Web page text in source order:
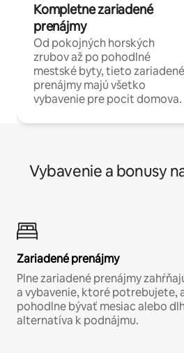
Kompletne zariadené
prenájmy
Od pokojných horských
zrubov až po pohodlné
mestské byty, tieto zariadené
prenájmy majú všetko
vybavenie pre pocit domova.
Vybavenie a bonusy
Zariadené prenájmy
Plne zariadené prenájmy
a vybavenie, ktoré potrebujete,
pohodlne bývať mesiac alebo
alternatíva k podnájmu.